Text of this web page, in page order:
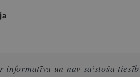
informatīva un nav saistoša